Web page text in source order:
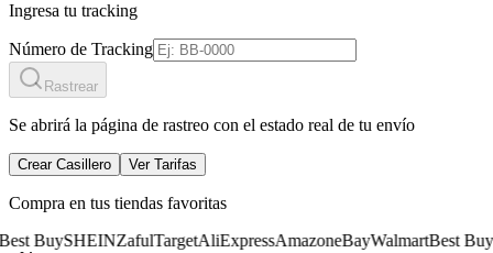
Ingresa tu tracking
Número de Tracking
Rastrear
Se abrirá la página de rastreo con el estado real de tu envío
Crear Casillero Ver Tarifas
Compra en tus tiendas favoritas
SHEINZafulTargetAliExpressAmazoneBayWalmartBest BuySHEIN